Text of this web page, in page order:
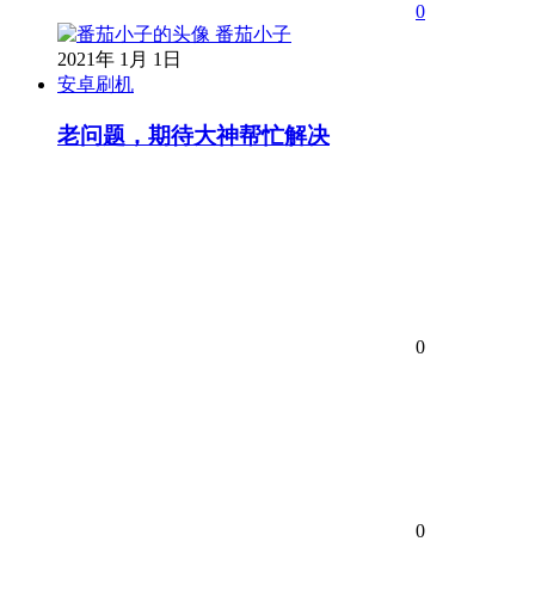
0
番茄小子
2021年 1月 1日
安卓刷机
老问题，期待大神帮忙解决
0
0